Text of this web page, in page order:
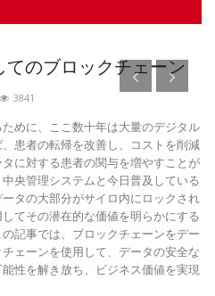
のブロックチェーン
3841
めに、ここ数十年は大量のデジタル
患者の転帰を改善し、コストを削減
に対する患者の関与を増やすことが
央管理システムと今日普及している
タの大部分がサイロ内にロックされ
てその潜在的な価値を明らかにする
記事では、ブロックチェーンをデー
ェーンを使用して、データの安全な
性を解き放ち、ビジネス価値を実現